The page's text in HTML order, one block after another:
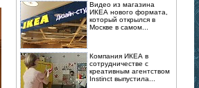
Видео из магазина
ИКЕА нового формата,
который открылся в
Москве в самом...
Компания ИКЕА в
сотрудничестве с
креативным агентством
Instinct выпустила...